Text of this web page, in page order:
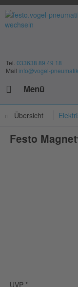
Tel. 033638 89 49 18
Mail info@vogel-
Menü
Übersicht
Festo
UVP *